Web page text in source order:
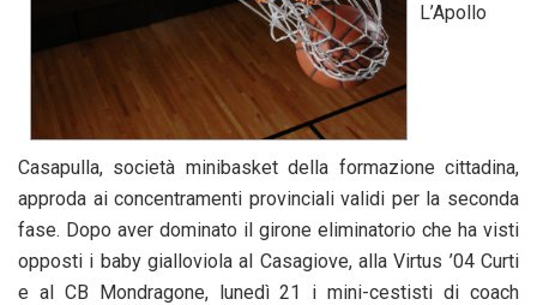
L’Apollo
Casapulla, società minibasket della formazione cittadina,
approda ai concentramenti provinciali validi per la seconda
fase. Dopo aver dominato il girone eliminatorio che ha visti
opposti i baby gialloviola al Casagiove, alla Virtus ’04 Curti
e al CB Mondragone, lunedì 21 i mini-cestisti di coach